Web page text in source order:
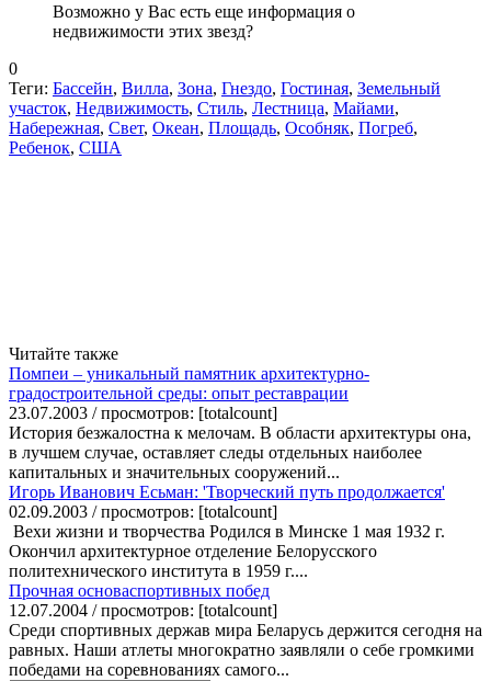
Возможно у Вас есть еще информация о
недвижимости этих звезд?
0
Теги: Бассейн, Вилла, Зона, Гнездо, Гостиная, Земельный
участок, Недвижимость, Стиль, Лестница, Майами,
Набережная, Свет, Океан, Площадь, Особняк, Погреб,
Ребенок, США
Читайте также
Помпеи – уникальный памятник архитектурно-
градостроительной среды: опыт реставрации
23.07.2003 / просмотров: [totalcount]
История безжалостна к мелочам. В области архитектуры она,
в лучшем случае, оставляет следы отдельных наиболее
капитальных и значительных сооружений...
Игорь Иванович Есьман: 'Творческий путь продолжается'
02.09.2003 / просмотров: [totalcount]
Вехи жизни и творчества Родился в Минске 1 мая 1932 г.
Окончил архитектурное отделение Белорусского
политехнического института в 1959 г....
Прочная основаспортивных побед
12.07.2004 / просмотров: [totalcount]
Среди спортивных держав мира Беларусь держится сегодня на
равных. Наши атлеты многократно заявляли о себе громкими
победами на соревнованиях самого...